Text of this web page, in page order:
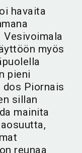
havaita
Vesivoimala
myös
pieni
dos Piornais
sillan
mainita
reunaa